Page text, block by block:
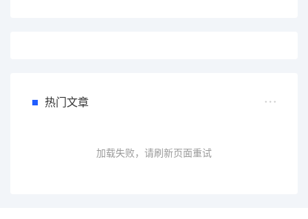
热门文章
加载失败，请刷新页面重试